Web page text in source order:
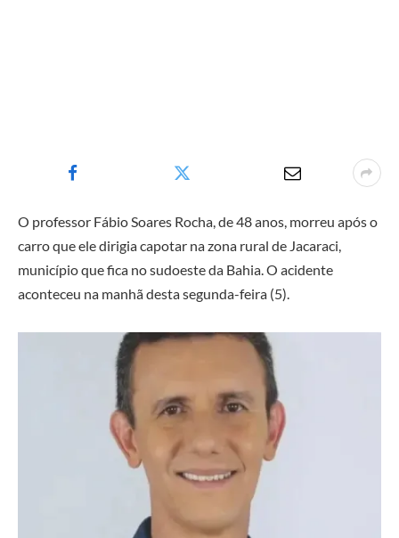
O professor Fábio Soares Rocha, de 48 anos, morreu após o
carro que ele dirigia capotar na zona rural de Jacaraci,
município que fica no sudoeste da Bahia. O acidente
aconteceu na manhã desta segunda-feira (5).